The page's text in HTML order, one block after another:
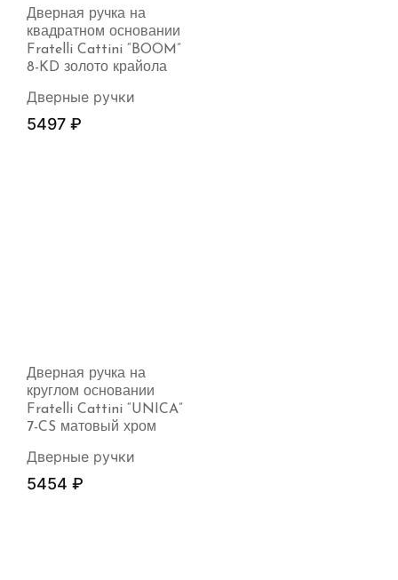
Дверная ручка на
квадратном основании
Fratelli Cattini “BOOM”
8-KD золото крайола
Дверные ручки
5497 ₽
Дверная ручка на
круглом основании
Fratelli Cattini “UNICA”
7-CS матовый хром
Дверные ручки
5454 ₽